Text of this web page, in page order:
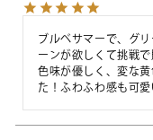
ブルベサマーで、グ
ーンが欲しくて挑戦で
色味が優しく、変な